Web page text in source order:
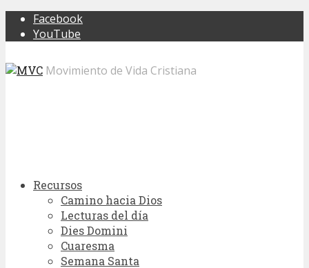
Facebook
YouTube
Movimiento de Vida Cristiana
Recursos
Camino hacia Dios
Lecturas del día
Dies Domini
Cuaresma
Semana Santa